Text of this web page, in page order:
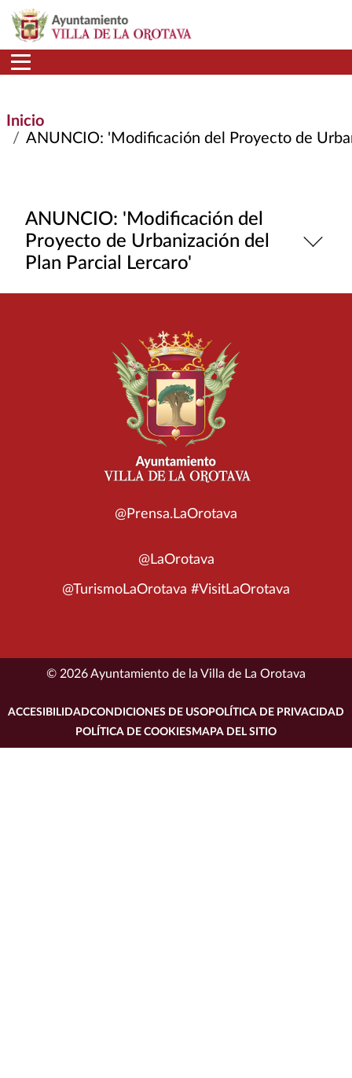
Pasar al contenido principal
Inicio
ANUNCIO: 'Modificación del Proyecto de
ANUNCIO: 'Modificación del
Proyecto de Urbanización del
Plan Parcial Lercaro'
@Prensa.LaOrotava
@LaOrotava
@TurismoLaOrotava #VisitLaOrotava
© 2026 Ayuntamiento de la Villa de La Orotava
ACCESIBILIDADCONDICIONES DE USO POLÍTICA DE PRIVACIDAD
POLÍTICA DE COOKIESMAPA DEL SITIO